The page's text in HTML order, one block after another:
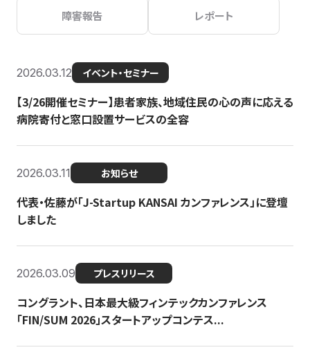
障害報告 レポート
2026.03.12 イベント・セミナー
【3/26開催セミナー】患者家族、地域住民の心の声に応える
病院寄付と窓口設置サービスの全容
2026.03.11 お知らせ
代表・佐藤が「J-Startup KANSAI カンファレンス」に登壇
しました
2026.03.09 プレスリリース
コングラント、日本最大級フィンテックカンファレンス
「FIN/SUM 2026」スタートアップコンテス...